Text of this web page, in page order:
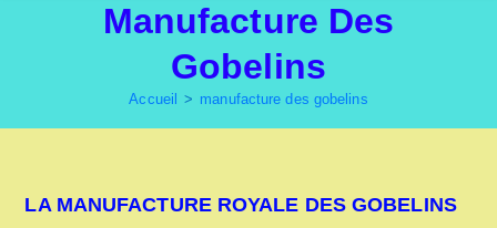
Manufacture Des
Gobelins
Accueil > manufacture des gobelins
LA MANUFACTURE ROYALE DES GOBELINS